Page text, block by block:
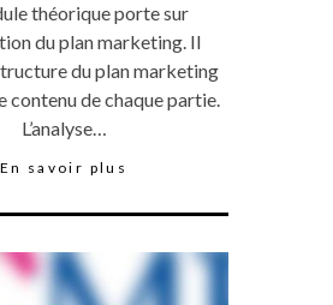
théorique porte sur
du plan marketing. Il
du plan marketing
contenu de chaque partie.
L’analyse…
En savoir plus